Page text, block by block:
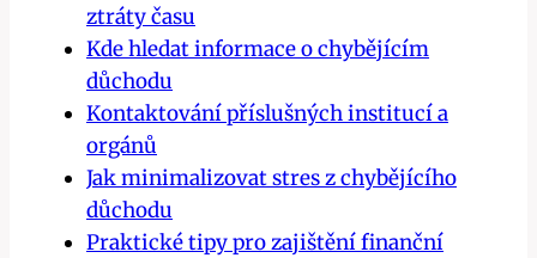
ztráty času
Kde hledat informace ⁤o chybějícím
důchodu
Kontaktování příslušných institucí a
orgánů
Jak minimalizovat stres z chybějícího
důchodu
Praktické tipy pro zajištění finanční